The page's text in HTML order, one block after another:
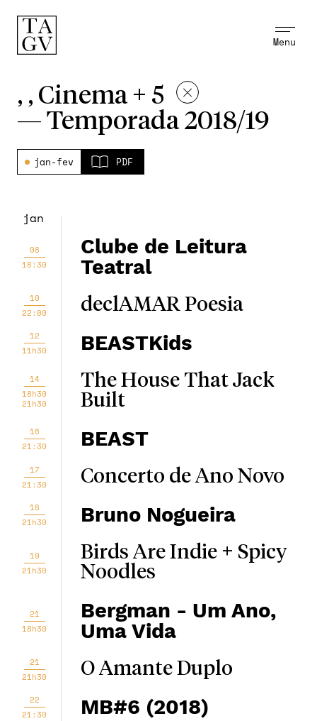
Menu
, , Cinema + 5
— Temporada 2018/19
jan-fev PDF
jan
08
18:30
Clube de Leitura
Teatral
10
22:00
declAMAR Poesia
12
11h30
BEASTKids
14
18h30
21h30
The House That Jack
Built
16
21:30
BEAST
17
21:30
Concerto de Ano Novo
18
21h30
Bruno Nogueira
19
21h30
Birds Are Indie + Spicy
Noodles
21
18h30
Bergman - Um Ano,
Uma Vida
21
21h30
O Amante Duplo
22
21:30
MB#6 (2018)